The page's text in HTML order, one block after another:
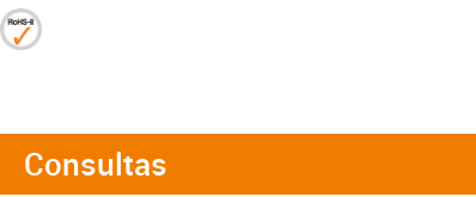
Consultas